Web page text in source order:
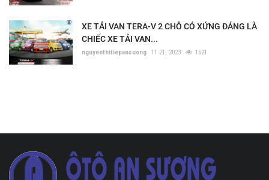
XE TẢI VAN TERA-V 2 CHỖ CÓ XỨNG ĐÁNG LÀ
CHIẾC XE TẢI VAN...
nguyenthitiepansuong 11 21, 2023 1521